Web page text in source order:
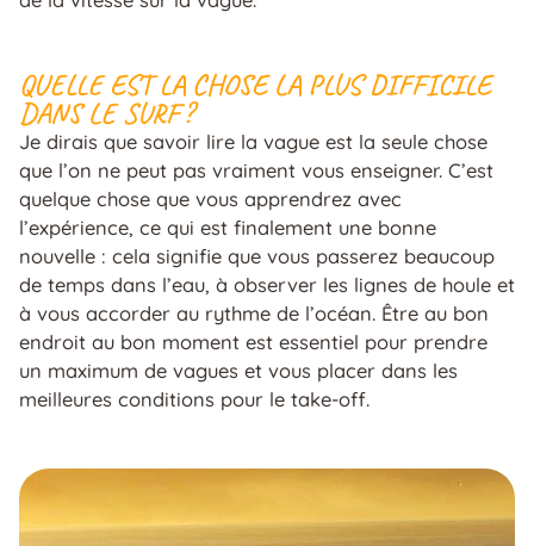
QUELLE EST LA CHOSE LA PLUS DIFFICILE
DANS LE SURF ?
Je dirais que savoir lire la vague est la seule chose
que l’on ne peut pas vraiment vous enseigner. C’est
quelque chose que vous apprendrez avec
l’expérience, ce qui est finalement une bonne
nouvelle : cela signifie que vous passerez beaucoup
de temps dans l’eau, à observer les lignes de houle et
à vous accorder au rythme de l’océan. Être au bon
endroit au bon moment est essentiel pour prendre
un maximum de vagues et vous placer dans les
meilleures conditions pour le take-off.